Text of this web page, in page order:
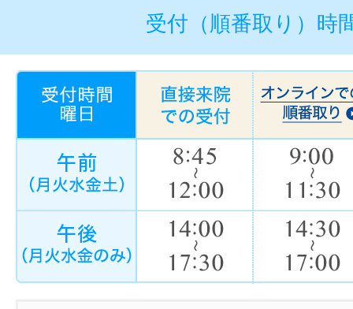
受付（順番取り）時